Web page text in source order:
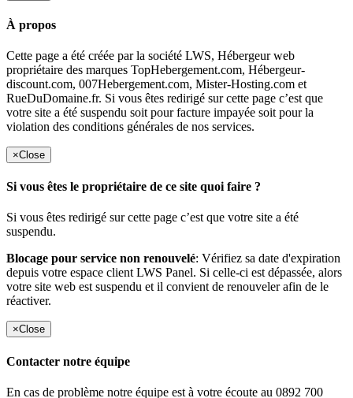
À propos
Cette page a été créée par la société LWS, Hébergeur web
propriétaire des marques TopHebergement.com, Hébergeur-
discount.com, 007Hebergement.com, Mister-Hosting.com et
RueDuDomaine.fr. Si vous êtes redirigé sur cette page c’est que
votre site a été suspendu soit pour facture impayée soit pour la
violation des conditions générales de nos services.
×Close
Si vous êtes le propriétaire de ce site quoi faire ?
Si vous êtes redirigé sur cette page c’est que votre site a été
suspendu.
Blocage pour service non renouvelé: Vérifiez sa date d'expiration
depuis votre espace client LWS Panel. Si celle-ci est dépassée, alors
votre site web est suspendu et il convient de renouveler afin de le
réactiver.
×Close
Contacter notre équipe
En cas de problème notre équipe est à votre écoute au 0892 700